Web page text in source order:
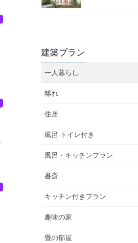
建築プラン
一人暮らし
離れ
住居
風呂 トイレ付き
風呂・キッチンプラン
書斎
キッチン付きプラン
趣味の家
畳の部屋